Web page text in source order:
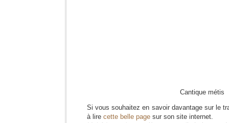
Cantique métis
Si vous souhaitez en savoir davantage sur le
à lire cette belle page sur son site internet.